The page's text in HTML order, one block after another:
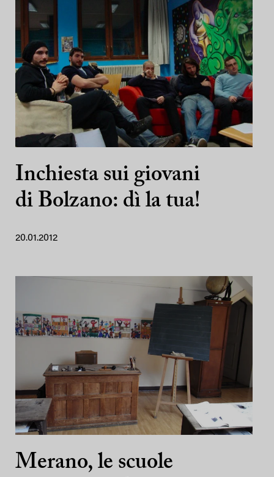
Inchiesta sui giovani
di Bolzano: dì la tua!
20.01.2012
Merano, le scuole